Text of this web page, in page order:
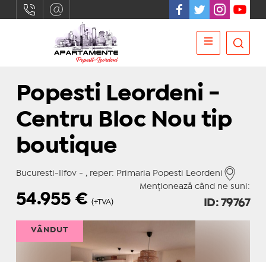
Popesti Leordeni -
Centru Bloc Nou tip
boutique
Bucuresti-Ilfov - , reper: Primaria Popesti Leordeni
Menționează când ne suni:
54.955€ (+TVA) ID: 79767
VÂNDUT